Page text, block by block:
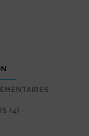
(4)